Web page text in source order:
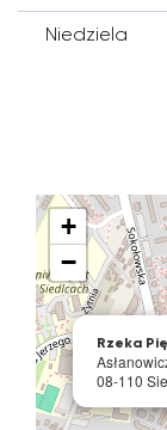
Niedziela
Rzeka
08-110
+
−